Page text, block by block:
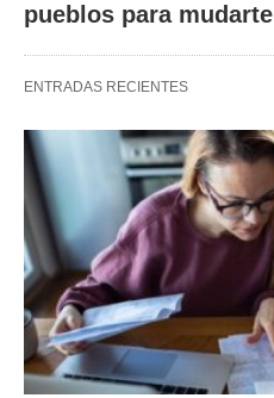
pueblos para mudarte
ENTRADAS RECIENTES